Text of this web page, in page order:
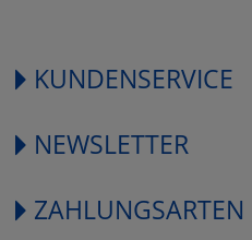
KUNDENSERVICE
NEWSLETTER
ZAHLUNGSARTEN